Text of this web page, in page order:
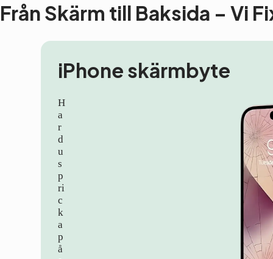
Från Skärm till Baksida – Vi
iPhone skärmbyte
H
a
r
d
u
s
p
ri
c
k
a
p
å